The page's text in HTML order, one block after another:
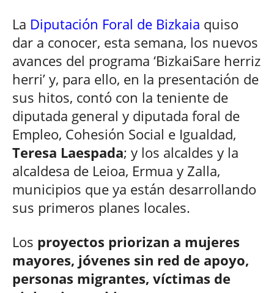
La Diputación Foral de Bizkaia quiso
dar a conocer, esta semana, los nuevos
avances del programa ‘BizkaiSare herriz
herri’ y, para ello, en la presentación de
sus hitos, contó con la teniente de
diputada general y diputada foral de
Empleo, Cohesión Social e Igualdad,
Teresa Laespada; y los alcaldes y la
alcaldesa de Leioa, Ermua y Zalla,
municipios que ya están desarrollando
sus primeros planes locales.
Los proyectos priorizan a mujeres
mayores, jóvenes sin red de apoyo,
personas migrantes, víctimas de